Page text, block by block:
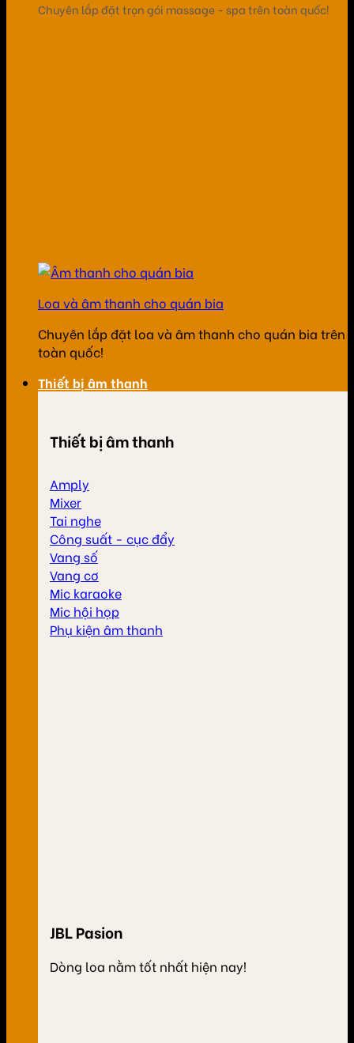
Chuyên lắp đặt trọn gói massage - spa trên toàn quốc!
Loa và âm thanh cho quán bia
Chuyên lắp đặt loa và âm thanh cho quán bia trên
toàn quốc!
Thiết bị âm thanh
Thiết bị âm thanh
Amply
Mixer
Tai nghe
Công suất - cục đẩy
Vang số
Vang cơ
Mic karaoke
Mic hội họp
Phụ kiện âm thanh
JBL Pasion
Dòng loa nằm tốt nhất hiện nay!